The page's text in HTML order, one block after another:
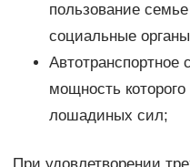
пользование
социальные
Автотранспортное
мощность
лошадиных сил;